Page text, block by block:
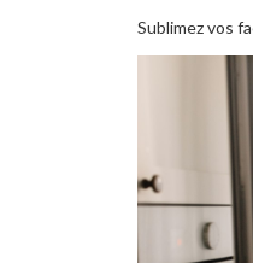
Sublimez vos